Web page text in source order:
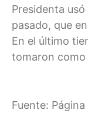
Presidenta
pasado, que
En el último
tomaron como
Fuente: